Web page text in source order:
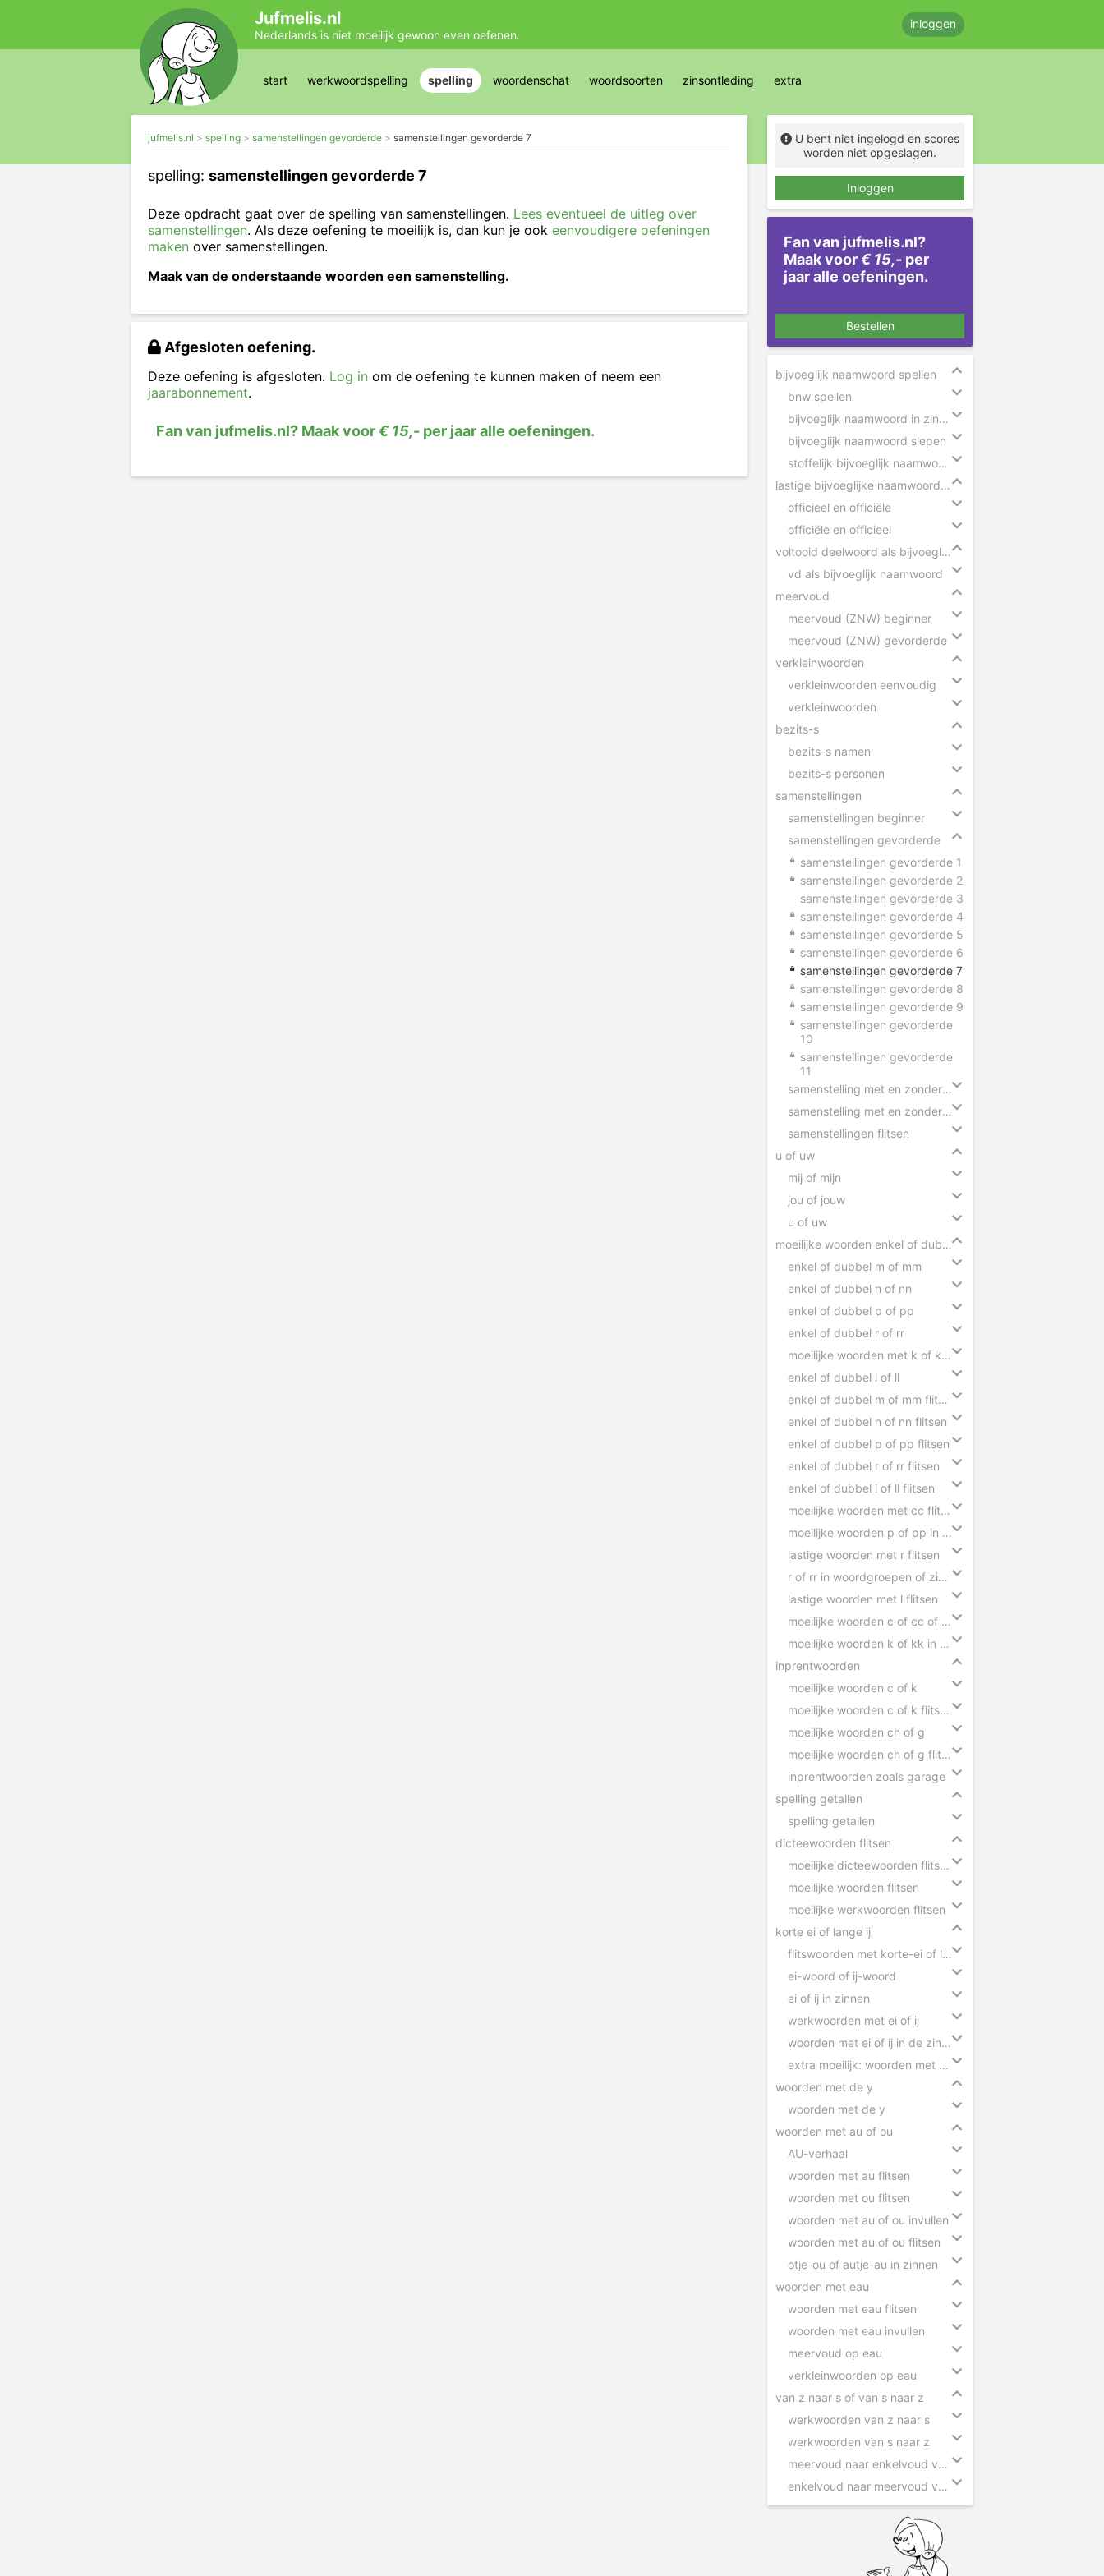
Jufmelis.nl
Nederlands is niet moeilijk gewoon even oefenen.
inloggen
start werkwoordspelling spelling woordenschat woordsoorten zinsontleding extra
jufmelis.nl spelling samenstellingen gevorderde samenstellingen gevorderde 7
spelling: samenstellingen gevorderde 7
Deze opdracht gaat over de spelling van samenstellingen. Lees eventueel de uitleg over
samenstellingen. Als deze oefening te moeilijk is, dan kun je ook eenvoudigere oefeningen
maken over samenstellingen.
Maak van de onderstaande woorden een samenstelling.
Afgesloten oefening.
Deze oefening is afgesloten. Log in om de oefening te kunnen maken of neem een
jaarabonnement.
Fan van jufmelis.nl? Maak voor€ 15,- per jaar alle oefeningen.
U bent niet ingelogd en scores
worden niet opgeslagen.
Inloggen
Fan van jufmelis.nl?
Maak voor€ 15,- per
jaar alle oefeningen.
Bestellen
bijvoeglijk naamwoord spellen
bnw spellen
bijvoeglijk naamwoord in zinnen
bijvoeglijk naamwoord slepen
stoffelijk bijvoeglijk naamwoord herkennen
lastige bijvoeglijke naamwoorden
officieel en officiële
officiële en officieel
voltooid deelwoord als bijvoeglijk naamwoord
vd als bijvoeglijk naamwoord
meervoud
meervoud (ZNW) beginner
meervoud (ZNW) gevorderde
verkleinwoorden
verkleinwoorden eenvoudig
verkleinwoorden
bezits-s
bezits-s namen
bezits-s personen
samenstellingen
samenstellingen beginner
samenstellingen gevorderde
samenstellingen gevorderde 1
samenstellingen gevorderde 2
samenstellingen gevorderde 3
samenstellingen gevorderde 4
samenstellingen gevorderde 5
samenstellingen gevorderde 6
samenstellingen gevorderde 7
samenstellingen gevorderde 8
samenstellingen gevorderde 9
samenstellingen gevorderde
10
samenstellingen gevorderde
11
samenstelling met en zonder tussen-s
samenstelling met en zonder koppelteken
samenstellingen flitsen
u of uw
mij of mijn
jou of jouw
u of uw
moeilijke woorden enkel of dubbel
enkel of dubbel m of mm
enkel of dubbel n of nn
enkel of dubbel p of pp
enkel of dubbel r of rr
moeilijke woorden met k of kk flitsen
enkel of dubbel l of ll
enkel of dubbel m of mm flitsen
enkel of dubbel n of nn flitsen
enkel of dubbel p of pp flitsen
enkel of dubbel r of rr flitsen
enkel of dubbel l of ll flitsen
moeilijke woorden met cc flitsen
moeilijke woorden p of pp in zinnen
lastige woorden met r flitsen
r of rr in woordgroepen of zinnen
lastige woorden met l flitsen
moeilijke woorden c of cc of ck in zinnen
moeilijke woorden k of kk in zinnen
inprentwoorden
moeilijke woorden c of k
moeilijke woorden c of k flitsen
moeilijke woorden ch of g
moeilijke woorden ch of g flitsen
inprentwoorden zoals garage
spelling getallen
spelling getallen
dicteewoorden flitsen
moeilijke dicteewoorden flitsen
moeilijke woorden flitsen
moeilijke werkwoorden flitsen
korte ei of lange ij
flitswoorden met korte-ei of lange-ij
ei-woord of ij-woord
ei of ij in zinnen
werkwoorden met ei of ij
woorden met ei of ij in de zin slepen
extra moeilijk: woorden met ei of ij
woorden met de y
woorden met de y
woorden met au of ou
AU-verhaal
woorden met au flitsen
woorden met ou flitsen
woorden met au of ou invullen
woorden met au of ou flitsen
otje-ou of autje-au in zinnen
woorden met eau
woorden met eau flitsen
woorden met eau invullen
meervoud op eau
verkleinwoorden op eau
van z naar s of van s naar z
werkwoorden van z naar s
werkwoorden van s naar z
meervoud naar enkelvoud van z naar s
enkelvoud naar meervoud van s naar z